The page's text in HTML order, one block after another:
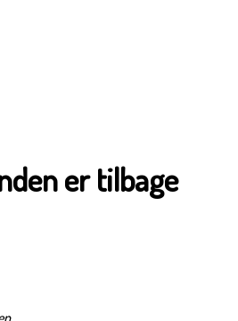
er tilbage